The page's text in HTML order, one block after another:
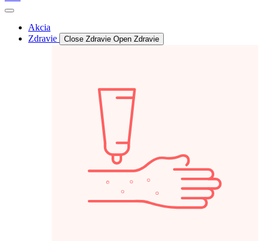
Akcia
Zdravie
Close Zdravie Open Zdravie